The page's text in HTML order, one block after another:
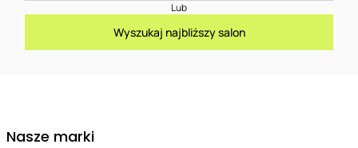
Lub
Wyszukaj najbliższy salon
Nasze marki